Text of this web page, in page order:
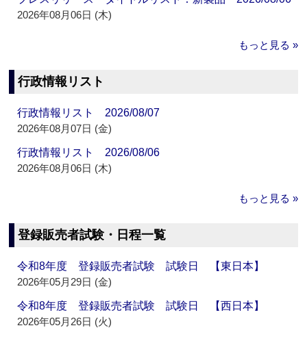
2026年08月06日 (木)
もっと見る »
行政情報リスト
行政情報リスト 2026/08/07
2026年08月07日 (金)
行政情報リスト 2026/08/06
2026年08月06日 (木)
もっと見る »
登録販売者試験・日程一覧
令和8年度 登録販売者試験 試験日 【東日本】
2026年05月29日 (金)
令和8年度 登録販売者試験 試験日 【西日本】
2026年05月26日 (火)